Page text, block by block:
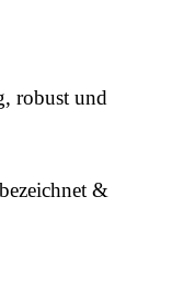
robust und
&